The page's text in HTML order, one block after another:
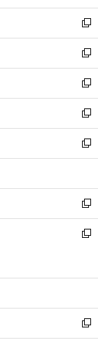
開
く
ウ
で
開
く
ン
ド
ウ
で
開
く
ウ
ィ
ン
ド
ウ
で
開
く
新
し
い
ウ
ィ
ン
ド
ウ
で
開
新
し
い
ウ
ィ
ン
ド
ウ
開
く
新
し
い
ウ
ィ
ン
ウ
で
開
く
新
し
い
ウ
ン
ド
ウ
で
新
し
ウ
ィ
ン
ド
開
新
し
い
ン
ウ
で
開
新
ウ
ン
ド
ウ
新
し